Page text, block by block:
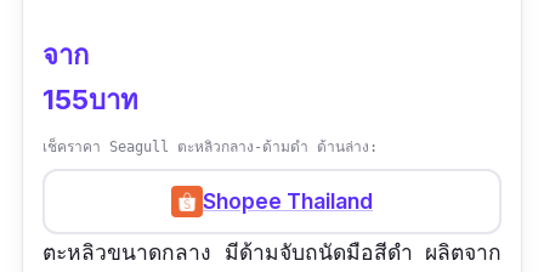
จาก
155บาท
เช็คราคา Seagull ตะหลิวกลาง-ด้ามดำ ด้านล่าง:
Shopee Thailand
ตะหลิวขนาดกลาง มีด้ามจับถนัดมือสีดำ ผลิตจาก